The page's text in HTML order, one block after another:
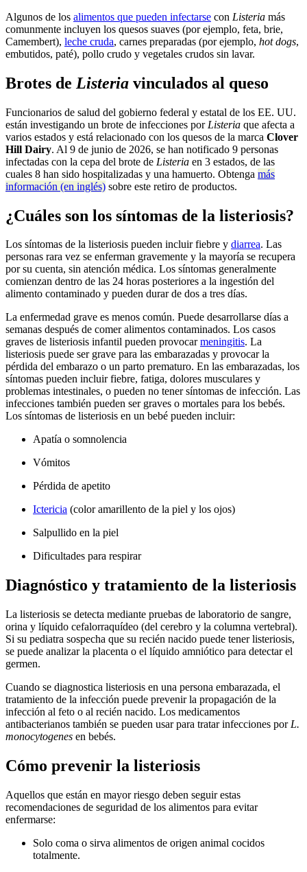
Algunos de los alimentos que pueden infectarse con Listeria más
comunmente incluyen los quesos suaves (por ejemplo, feta, brie,
Camembert), leche cruda, carnes preparadas (por ejemplo, hot dogs,
embutidos, paté), pollo crudo y vegetales crudos sin lavar.
Brotes de Listeria vinculados al queso
Funcionarios de salud del gobierno federal y estatal de los EE. UU.
están investigando un brote de infecciones por Listeria que afecta a
varios estados y está relacionado con los quesos de la marca Clover
Hill Dairy. Al 9 de junio de 2026, se han notificado 9 personas
infectadas con la cepa del brote de Listeria en 3 estados, de las
cuales 8 han sido hospitalizadas y una hamuerto. Obtenga más
información (en inglés) sobre este retiro de productos.
¿Cuáles son los síntomas de la listeriosis?
Los síntomas de la listeriosis pueden incluir fiebre y diarrea. Las
personas rara vez se enferman gravemente y la mayoría se recupera
por su cuenta, sin atención médica. Los síntomas generalmente
comienzan dentro de las 24 horas posteriores a la ingestión del
alimento contaminado y pueden durar de dos a tres días.
La enfermedad grave es menos común. Puede desarrollarse días a
semanas después de comer alimentos contaminados. Los casos
graves de listeriosis infantil pueden provocarmeningitis. La
listeriosis puede ser grave para las embarazadas y provocar la
pérdida del embarazo o un parto prematuro. En las embarazadas, los
síntomas pueden incluir fiebre, fatiga, dolores musculares y
problemas intestinales, o pueden no tener síntomas de infección. Las
infecciones también pueden ser graves o mortales para los bebés.
Los síntomas de listeriosis en un bebé pueden incluir:
Apatía o somnolencia
Vómitos
Pérdida de apetito
Ictericia (color amarillento de la piel y los ojos)
Salpullido en la piel
Dificultades para respirar
Diagnóstico y tratamiento de la listeriosis
La listeriosis se detecta mediante pruebas de laboratorio de sangre,
orina y líquido cefalorraquídeo (del cerebro y la columna vertebral).
Si su pediatra sospecha que su recién nacido puede tener listeriosis,
se puede analizar la placenta o el líquido amniótico para detectar el
germen.
Cuando se diagnostica listeriosis en una persona embarazada, el
tratamiento de la infección puede prevenir la propagación de la
infección al feto o al recién nacido. Los medicamentos
antibacterianos también se pueden usar para tratar infecciones por L.
monocytogenes en bebés.
Cómo prevenir la listeriosis
Aquellos que están en mayor riesgo deben seguir estas
recomendaciones de seguridad de los alimentos para evitar
enfermarse:
Solo coma o sirva alimentos de origen animal cocidos
totalmente.